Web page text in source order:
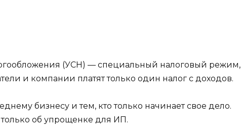
(УСН) — специальный налоговый режим,
и компании платят только один налог с доходов.
бизнесу и тем, кто только начинает свое дело.
об упрощенке для ИП.